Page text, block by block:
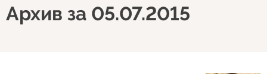
Архив за 05.07.2015